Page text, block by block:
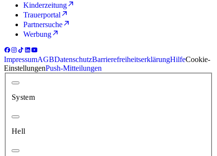
Kinderzeitung
Trauerportal
Partnersuche
Werbung
ImpressumAGBDatenschutzBarrierefreiheitserklärungHilfeCookie-
EinstellungenPush-Mitteilungen
System
Hell